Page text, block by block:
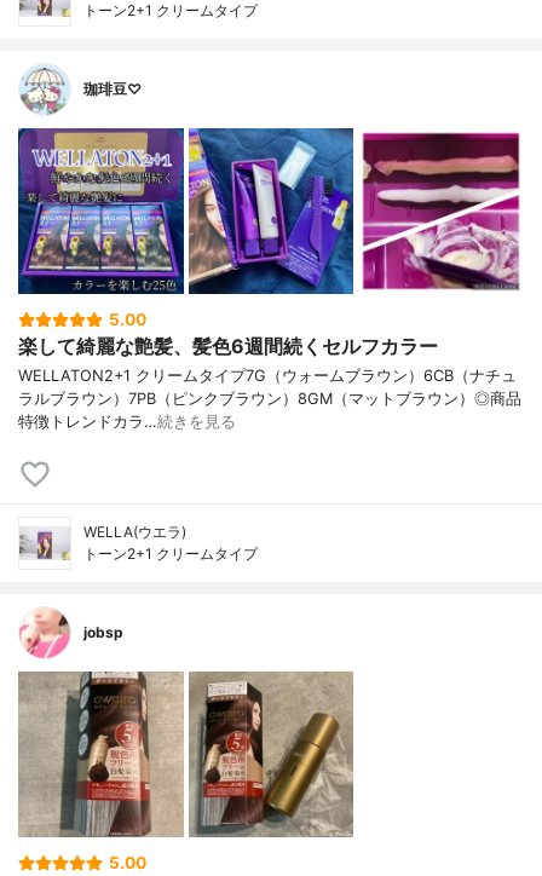
トーン2+1 クリームタイプ
珈琲豆♡
5.00
楽して綺麗な艶髪、髪色6週間続くセルフカラー
WELLATON2+1 クリームタイプ7G（ウォームブラウン）6CB（ナチュ
ラルブラウン）7PB（ピンクブラウン）8GM（マットブラウン）◎商品
特徴トレンドカラ…続きを見る
WELLA(ウエラ)
トーン2+1 クリームタイプ
jobsp
5.00